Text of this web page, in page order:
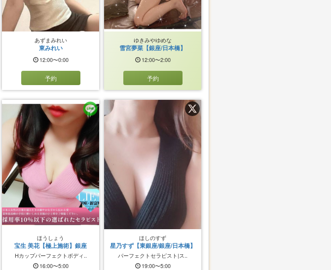
あずまみれい
東みれい
12:00〜0:00
予約
ゆきみやゆめな
雪宮夢菜【銀座/日本橋】
12:00〜2:00
予約
ほうしょう
宝生 美花【極上施術】銀座
Hカップパーフェクトボディ..
16:00〜5:00
ほしのすず
星乃すず【東銀座/銀座/日本橋】
パーフェクトセラピスト|ス..
19:00〜5:00